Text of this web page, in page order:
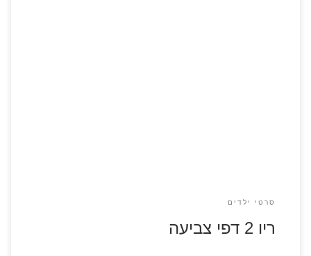
סרטי ילדים
ריו 2 דפי צביעה